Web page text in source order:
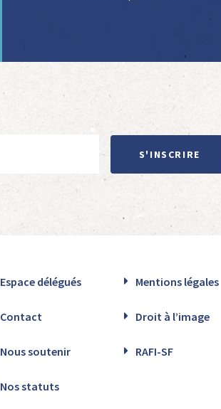
S'INSCRIRE
Espace délégués Mentions légales
Contact Droit à l’image
Nous soutenir RAFI-SF
Nos statuts